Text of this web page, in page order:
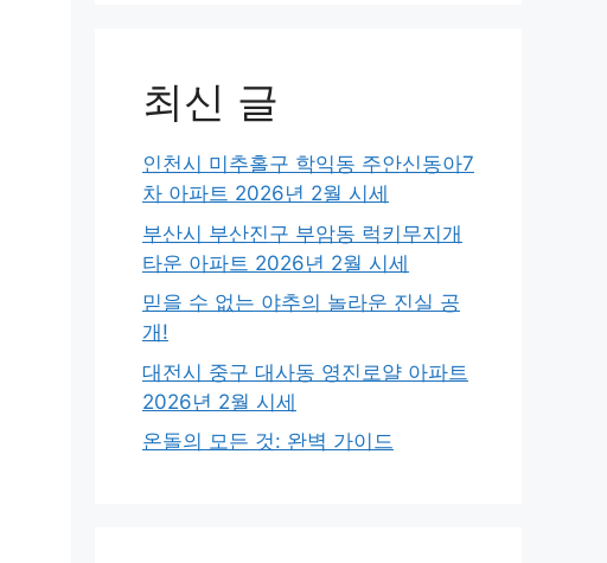
최신 글
인천시 미추홀구 학익동 주안신동아7
차 아파트 2026년 2월 시세
부산시 부산진구 부암동 럭키무지개
타운 아파트 2026년 2월 시세
믿을 수 없는 야추의 놀라운 진실 공
개!
대전시 중구 대사동 영진로얄 아파트
2026년 2월 시세
온돌의 모든 것: 완벽 가이드